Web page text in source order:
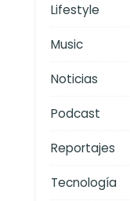
Lifestyle
Music
Noticias
Podcast
Reportajes
Tecnología